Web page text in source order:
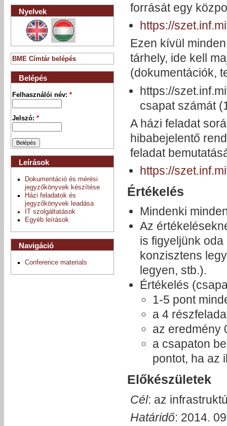
forrását egy
https://
Ezen kívül
tárhely, ide kell
(dokumentációk,
https://
csapat számát
A házi feladat
hibabejelentő
feladat
https://
Értékelés
Mindenki
Az
is figyeljünk
konzisztens
legyen, stb.).
Értékelés
1-5 pont
a 4
az eredmény
a csapaton
pontot, ha az
Előkészületek
Cél: az
Határidő: 2014.
Nyelvek
BME Címtár belépés
Belépés
Felhasználói név:*
Jelszó:*
Leírások
Dokumentáció és mérési
jegyzőkönyvek készítése
Házi feladatok és
jegyzőkönyvek leadása
IT szolgáltatások
Egyéb leírások
Navigáció
Conference materials